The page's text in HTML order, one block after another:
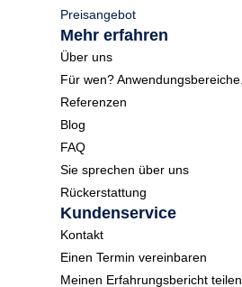
Preisangebot
Mehr erfahren
Über uns
Für wen? Anwendungsbereiche.
Referenzen
Blog
FAQ
Sie sprechen über uns
Rückerstattung
Kundenservice
Kontakt
Einen Termin vereinbaren
Meinen Erfahrungsbericht teilen